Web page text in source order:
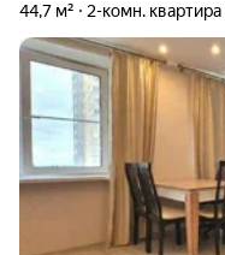
44,7 м² 2-комн. квартира